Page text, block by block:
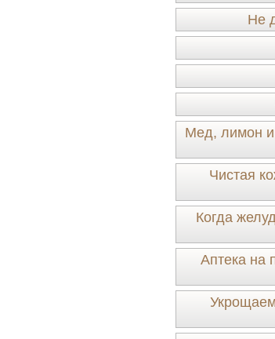
Не
Мед, лимон и
Чистая
Когда
Аптека на